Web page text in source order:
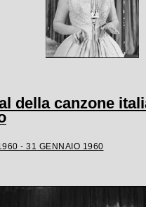
della canzone
- 31 GENNAIO 1960